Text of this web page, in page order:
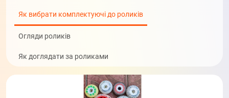
Як вибрати комплектуючі до роликів
Огляди роликів
Як доглядати за роликами